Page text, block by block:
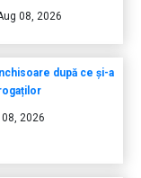
08, 2026
după ce și-a
08, 2026